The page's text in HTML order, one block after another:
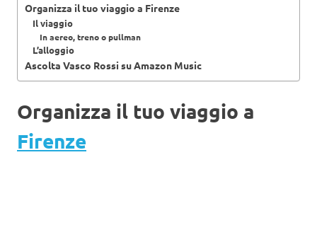
Organizza il tuo viaggio a Firenze
Il viaggio
In aereo, treno o pullman
L’alloggio
Ascolta Vasco Rossi su Amazon Music
Organizza il tuo viaggio a
Firenze